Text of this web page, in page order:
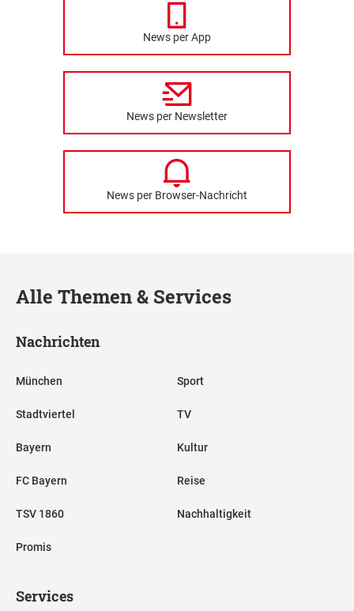
News per App
News per Newsletter
News per Browser-Nachricht
Alle Themen & Services
Nachrichten
München
Stadtviertel
Bayern
FC Bayern
TSV 1860
Promis
Sport
TV
Kultur
Reise
Nachhaltigkeit
Services